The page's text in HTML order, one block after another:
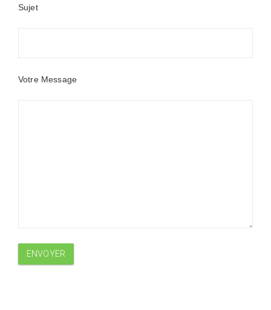
Sujet
Votre Message